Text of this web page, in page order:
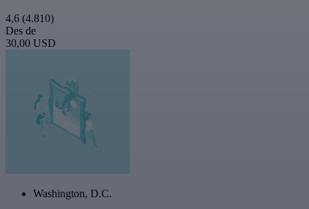
4,6 (4.810)
Des de
30,00 USD
Washington, D.C.